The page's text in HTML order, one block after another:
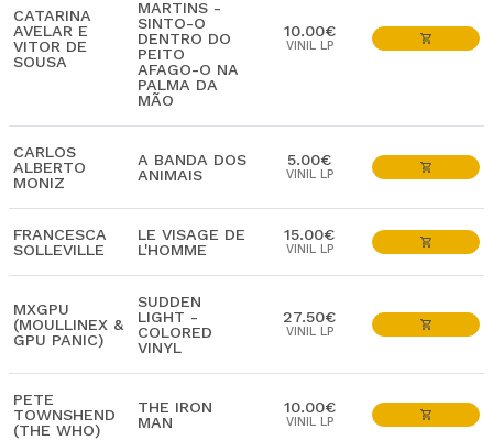
CATARINA
AVELAR E
VITOR DE
SOUSA
MARTINS -
SINTO-O
DENTRO DO
PEITO
AFAGO-O NA
PALMA DA
MÃO
10.00€
VINIL LP
CARLOS
ALBERTO
MONIZ
A BANDA DOS
ANIMAIS
5.00€
VINIL LP
FRANCESCA
SOLLEVILLE
LE VISAGE DE
L'HOMME
15.00€
VINIL LP
MXGPU
(MOULLINEX &
GPU PANIC)
SUDDEN
LIGHT -
COLORED
VINYL
27.50€
VINIL LP
PETE
TOWNSHEND
(THE WHO)
THE IRON
MAN
10.00€
VINIL LP